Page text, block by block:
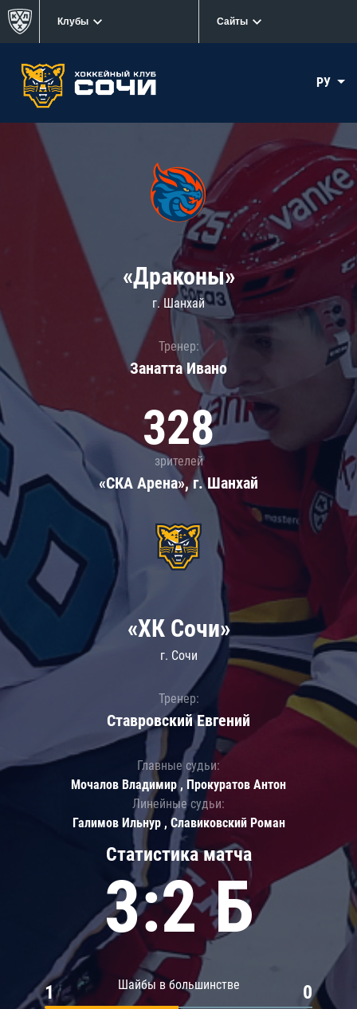
Клубы Сайты
РУ
«Драконы»
г. Шанхай
Тренер:
Занатта Иванo
328
зрителей
«СКА Арена», г. Шанхай
Статистика матча
3:2 Б
Шайбы в большинстве
1 0
«ХК Сочи»
г. Сочи
Тренер:
Ставровский Евгений
Главные судьи:
Мочалов Владимир , Прокуратов Антон
Линейные судьи:
Галимов Ильнур , Славиковский Роман